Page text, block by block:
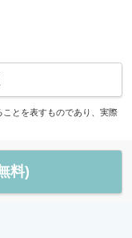
とを表すものであり、実際
料)